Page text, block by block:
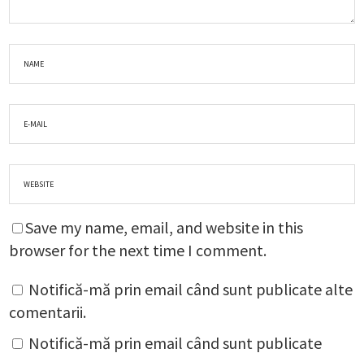
Save my name, email, and website in this
browser for the next time I comment.
Notifică-mă prin email când sunt publicate alte
comentarii.
Notifică-mă prin email când sunt publicate